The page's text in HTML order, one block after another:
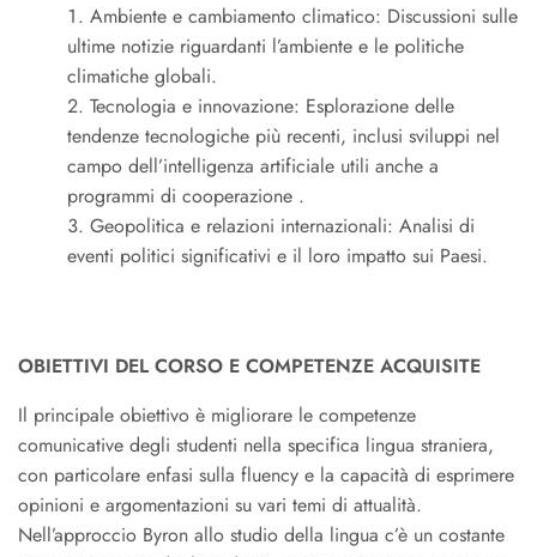
Ambiente e cambiamento climatico: Discussioni sulle
ultime notizie riguardanti l’ambiente e le politiche
climatiche globali.
Tecnologia e innovazione: Esplorazione delle
tendenze tecnologiche più recenti, inclusi sviluppi nel
campo dell’intelligenza artificiale utili anche a
programmi di cooperazione .
Geopolitica e relazioni internazionali: Analisi di
eventi politici significativi e il loro impatto sui Paesi.
OBIETTIVI DEL CORSO E COMPETENZE ACQUISITE
Il principale obiettivo è migliorare le competenze
comunicative degli studenti nella specifica lingua straniera,
con particolare enfasi sulla fluency e la capacità di esprimere
opinioni e argomentazioni su vari temi di attualità.
Nell’approccio Byron allo studio della lingua c’è un costante